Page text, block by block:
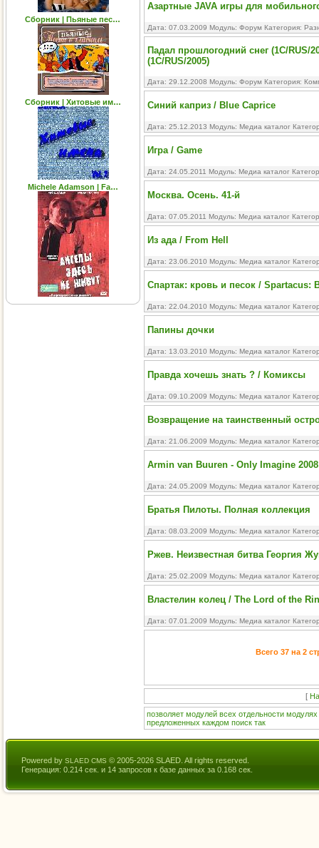
Сборник | Пьяные пес…
Сборник | Хитовые им…
Michele Adamson | Fa…
Азартные JAVA игры для
Дата: 07.03.2009 Модуль: Форум Категория:
Падал прошлогодний снег (1С/RUS/
(1С/RUS/2005)
Дата: 29.12.2008 Модуль: Форум Категория:
Синий каприз / Blue Caprice
Дата: 25.12.2013 Модуль: Медиа каталог
Игра / Game
Дата: 24.05.2011 Модуль: Медиа каталог
Москва. Осень. 41-й
Дата: 07.05.2011 Модуль: Медиа каталог
Из ада / From Hell
Дата: 23.06.2010 Модуль: Медиа каталог
Спартак: кровь и песок / Spartacus:
Дата: 22.04.2010 Модуль: Медиа каталог
Папины дочки
Дата: 13.03.2010 Модуль: Медиа каталог
Правда хочешь знать ? / Комиксы
Дата: 09.10.2009 Модуль: Медиа каталог
Возвращение на таинственный
Дата: 21.06.2009 Модуль: Медиа каталог
Armin van Buuren - Only Imagine 2008
Дата: 24.05.2009 Модуль: Медиа каталог
Братья Пилоты. Полная коллекция
Дата: 08.03.2009 Модуль: Медиа каталог
Ржев. Неизвестная битва Георгия
Дата: 25.02.2009 Модуль: Медиа каталог
Властелин колец / The Lord of the
Дата: 07.01.2009 Модуль: Медиа каталог
Всего 37 на 2
[
позволяет модулей всех отдельности модулях
предложенных каждом поиск так
Powered by SLAED CMS © 2005-2026 SLAED. All rights reserved.
Генерация: 0.214 сек. и 14 запросов к базе данных за 0.168 сек.